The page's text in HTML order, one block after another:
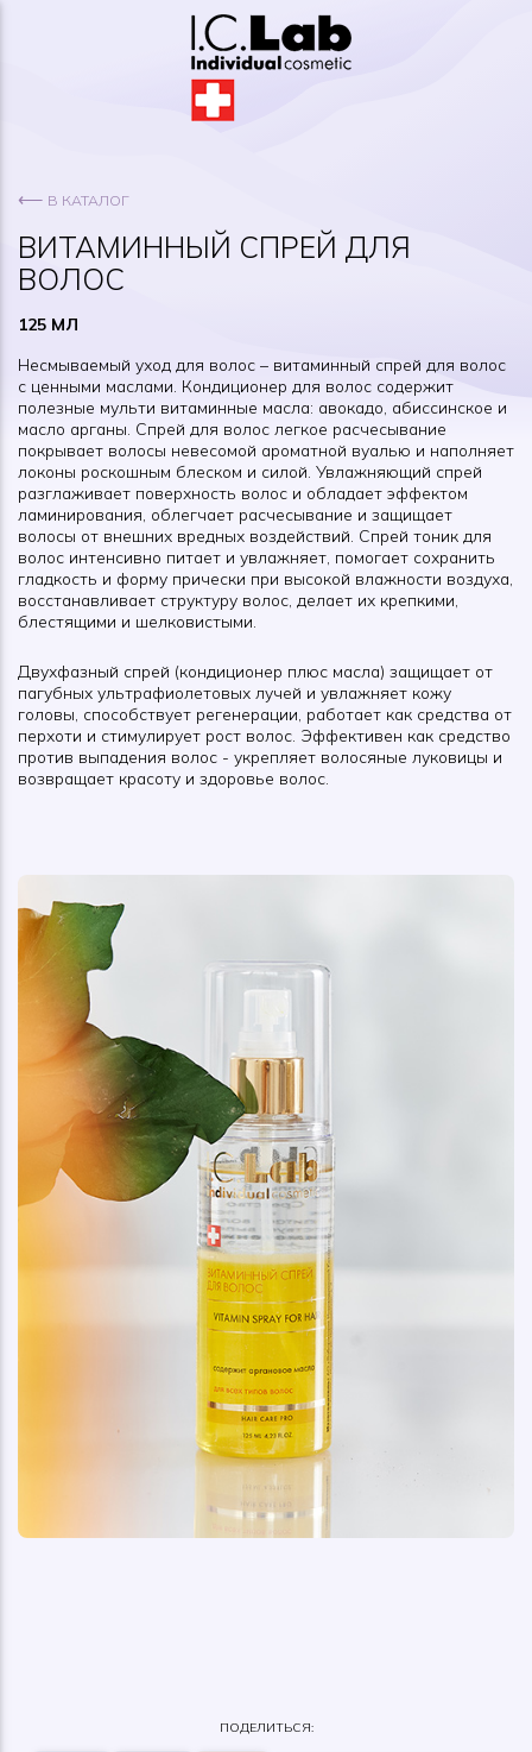
⟵ В КАТАЛОГ
ВИТАМИННЫЙ СПРЕЙ ДЛЯ
ВОЛОС
125 МЛ
Несмываемый уход для волос – витаминный спрей для волос
с ценными маслами. Кондиционер для волос содержит
полезные мульти витаминные масла: авокадо, абиссинское и
масло арганы. Спрей для волос легкое расчесывание
покрывает волосы невесомой ароматной вуалью и наполняет
локоны роскошным блеском и силой. Увлажняющий спрей
разглаживает поверхность волос и обладает эффектом
ламинирования, облегчает расчесывание и защищает
волосы от внешних вредных воздействий. Спрей тоник для
волос интенсивно питает и увлажняет, помогает сохранить
гладкость и форму прически при высокой влажности воздуха,
восстанавливает структуру волос, делает их крепкими,
блестящими и шелковистыми.
Двухфазный спрей (кондиционер плюс масла) защищает от
пагубных ультрафиолетовых лучей и увлажняет кожу
головы, способствует регенерации, работает как средства от
перхоти и стимулирует рост волос. Эффективен как средство
против выпадения волос - укрепляет волосяные луковицы и
возвращает красоту и здоровье волос.
ПОДЕЛИТЬСЯ: